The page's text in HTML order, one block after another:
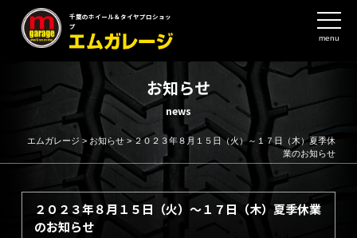
千葉のホイール＆タイヤプロショッ
プ
menu
お知らせ
news
エムガレージ > お知らせ >２０２３年８月１５日（火）～１７日（木）夏季休
業のお知らせ
２０２３年８月１５日（火）～１７日（木）夏季休業
のお知らせ